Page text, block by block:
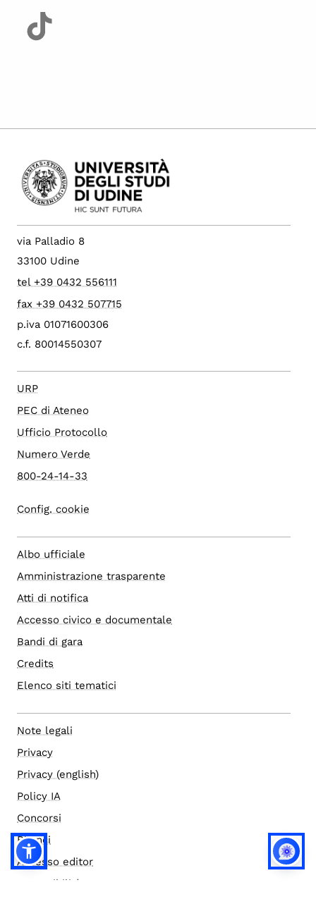
via Palladio 8
33100 Udine
tel +39 0432 556111
fax +39 0432 507715
p.iva 01071600306
c.f. 80014550307
URP
PEC di Ateneo
Ufficio Protocollo
Numero Verde
800-24-14-33
Config. cookie
Albo ufficiale
Amministrazione trasparente
Atti di notifica
Accesso civico e documentale
Bandi di gara
Credits
Elenco siti tematici
Note legali
Privacy
Privacy (english)
Policy IA
Concorsi
Bilanci
Accesso editor
Accessibilità